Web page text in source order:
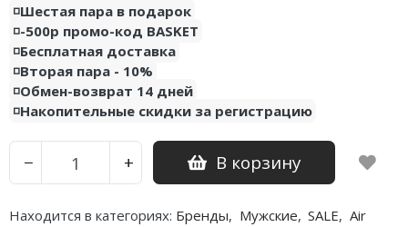
◽️Шестая пара в подарок
◽️-500р промо-код BASKET
◽️Бесплатная доставка
◽️Вторая пара - 10%
◽️Обмен-возврат 14 дней
◽️Накопительные скидки за регистрацию
− + В корзину
Находится в категориях: Бренды, Мужские, SALE, Air
Nike Freak
Nike KD
Nike PG
Nike Kobe
Nike Uptempo
Nike Foamposite